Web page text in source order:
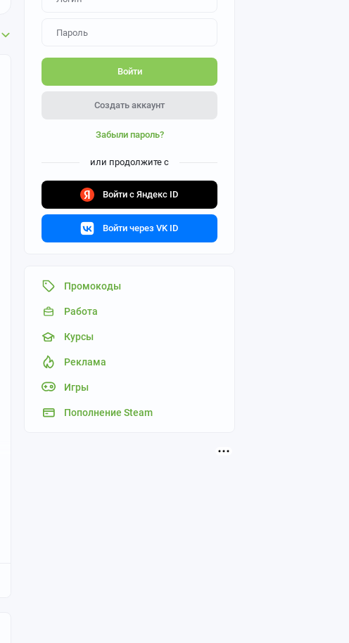
Войти
Создать аккаунт
Забыли пароль?
или продолжите с
Войти с Яндекс ID
Войти через VK ID
Промокоды
Работа
Курсы
Реклама
Игры
Пополнение Steam